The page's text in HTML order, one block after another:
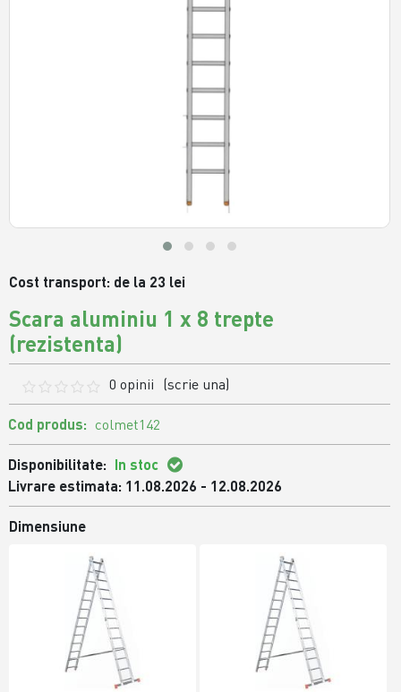
Cost transport: de la 23 lei
Scara aluminiu 1 x 8 trepte
(rezistenta)
0 opinii (scrie una)
Cod produs: colmet142
Disponibilitate: In stoc
Livrare estimata: 11.08.2026 - 12.08.2026
Dimensiune